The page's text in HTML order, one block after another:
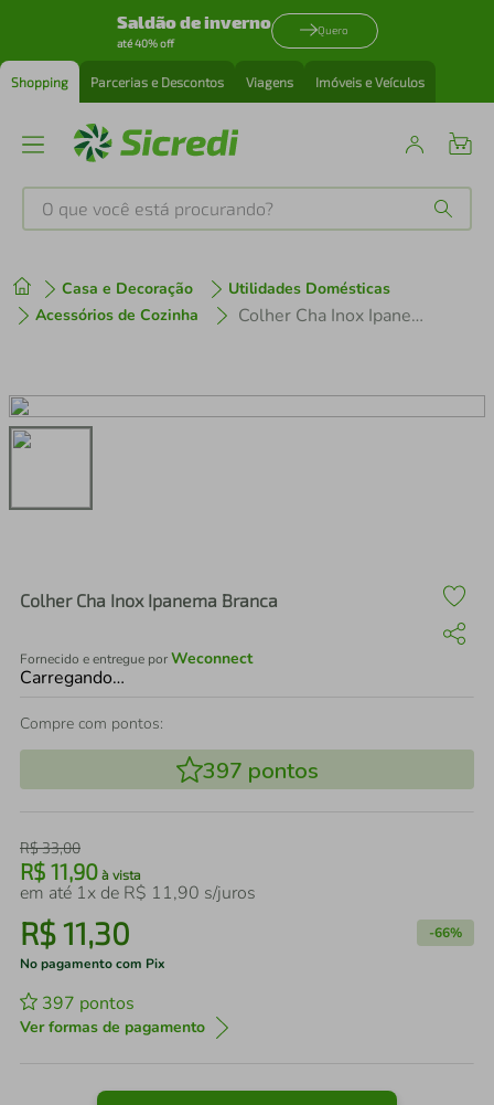
Saldão de inverno
até 40% off
Quero
Shopping Parcerias e Descontos Viagens Imóveis e Veículos
O que você está procurando?
Casa e Decoração
Utilidades Domésticas
Acessórios de Cozinha
Colher Cha Inox Ipanema Branca
Colher Cha Inox Ipanema Branca
Fornecido e entregue porWeconnect
Carregando…
Compre com pontos:
397 pontos
R$33,00
R$ 11,90 à vista
em até 1x de R$ 11,90 s/juros
R$11,30 -66%
No pagamento com Pix
397 pontos
Ver formas de pagamento
1º tenis
3º